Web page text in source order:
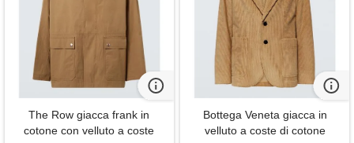
The Row giacca frank in
cotone con velluto a coste
Bottega Veneta giacca in
velluto a coste di cotone